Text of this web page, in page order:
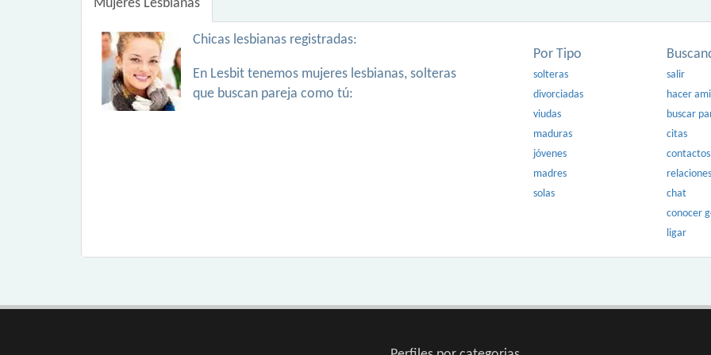
Mujeres Lesbianas
Chicas lesbianas registradas:
En Lesbit tenemos mujeres lesbianas, solteras
que buscan pareja como tú:
Por Tipo
solteras
divorciadas
viudas
maduras
jóvenes
madres
solas
salir
hacer
buscar
citas
contactos
relaciones
chat
conocer
ligar